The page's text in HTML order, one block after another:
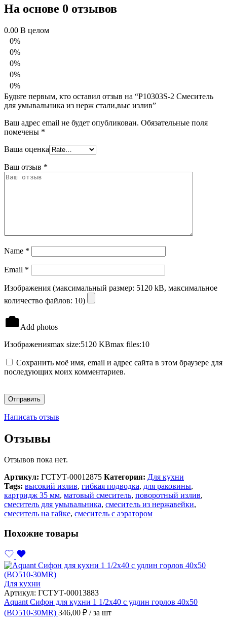
На основе 0 отзывов
0.00 В целом
0%
0%
0%
0%
0%
Будьте первым, кто оставил отзыв на “Р10303S-2 Смеситель
для умывальника из нерж стали,выс излив”
Ваш адрес email не будет опубликован. Обязательные поля
помечены *
Ваша оценка
Ваш отзыв *
Name *
Email *
Изображения (максимальный размер: 5120 kB, максимальное
количество файлов: 10)
Add photos
Изображенияmax size:5120 KBmax files:10
Сохранить моё имя, email и адрес сайта в этом браузере для
последующих моих комментариев.
Написать отзыв
Отзывы
Отзывов пока нет.
Артикул: ГСТУТ-00012875 Категория: Для кухни
Tags: высокий излив, гибкая подводка, для раковины,
картридж 35 мм, матовый смеситель, поворотный излив,
смеситель для умывальника, смеситель из нержавейки,
смеситель на гайке, смеситель с аэратором
Похожие товары
Для кухни
Артикул: ГСТУТ-00013883
Aquant Сифон для кухни 1 1/2х40 с удлин горлов 40х50
(ВО510-30MR) 346,00 ₽ / за шт